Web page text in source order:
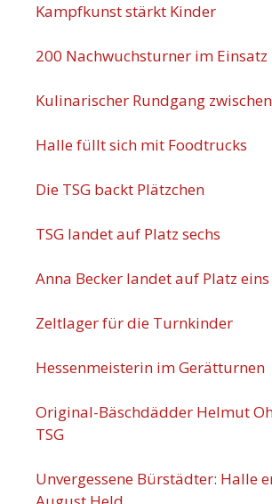
Kampfkunst stärkt Kinder
200 Nachwuchsturner im Einsatz
Kulinarischer Rundgang
Halle füllt sich mit Foodtrucks
Die TSG backt Plätzchen
TSG landet auf Platz sechs
Anna Becker landet auf Platz eins
Zeltlager für die Turnkinder
Hessenmeisterin im Gerätturnen
Original-Bäschdädder Helmut
TSG
Unvergessene Bürstädter: Halle